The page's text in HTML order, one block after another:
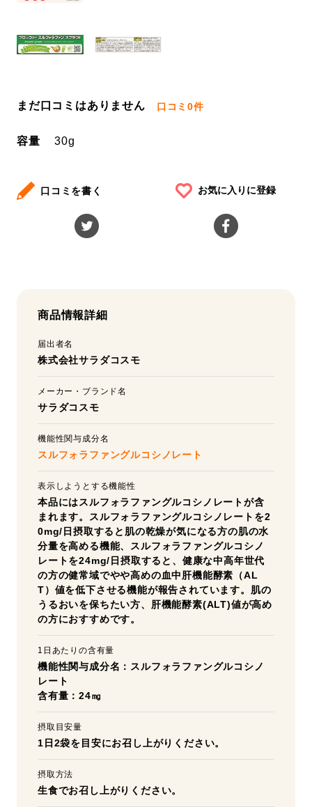
まだ口コミはありません 口コミ0件
容量 30g
口コミを書く お気に入りに登録
商品情報詳細
届出者名
株式会社サラダコスモ
メーカー・ブランド名
サラダコスモ
機能性関与成分名
スルフォラファングルコシノレート
表示しようとする機能性
本品にはスルフォラファングルコシノレートが含
まれます。スルフォラファングルコシノレートを2
0mg/日摂取すると肌の乾燥が気になる方の肌の水
分量を高める機能、スルフォラファングルコシノ
レートを24mg/日摂取すると、健康な中高年世代
の方の健常域でやや高めの血中肝機能酵素（AL
T）値を低下させる機能が報告されています。肌の
うるおいを保ちたい方、肝機能酵素(ALT)値が高め
の方におすすめです。
1日あたりの含有量
機能性関与成分名：スルフォラファングルコシノ
レート
含有量：24㎎
摂取目安量
1日2袋を目安にお召し上がりください。
摂取方法
生食でお召し上がりください。